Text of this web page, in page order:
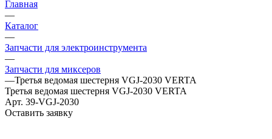
Главная
—
Каталог
—
Запчасти для электроинструмента
—
Запчасти для миксеров
—Третья ведомая шестерня VGJ-2030 VERTA
Третья ведомая шестерня VGJ-2030 VERTA
Арт. 39-VGJ-2030
Оставить заявку